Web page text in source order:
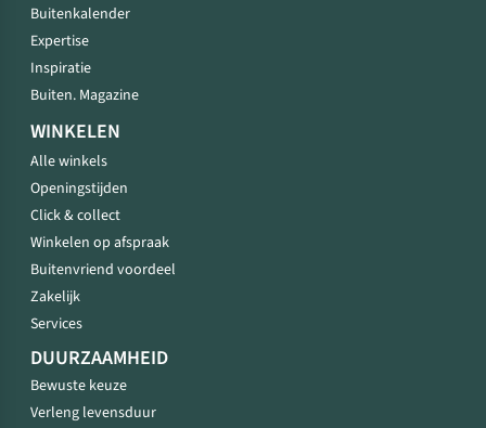
Buitenkalender
Expertise
Inspiratie
Buiten. Magazine
WINKELEN
Alle winkels
Openingstijden
Click & collect
Winkelen op afspraak
Buitenvriend voordeel
Zakelijk
Services
DUURZAAMHEID
Bewuste keuze
Verleng levensduur